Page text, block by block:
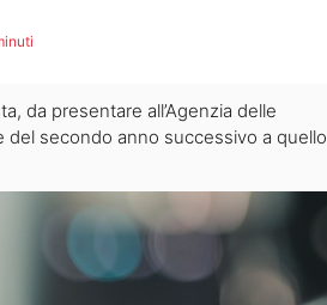
da presentare all’Agenzia delle
del secondo anno successivo a quello